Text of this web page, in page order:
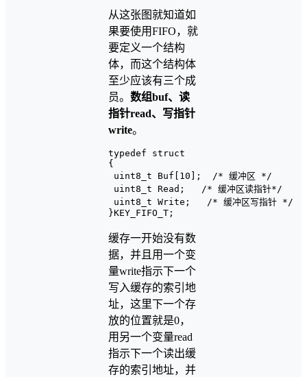
从这张图就知道如
果要使用FIFO，就
要定义一个结构
体，而这个结构体
至少应该有三个成
员。 数组buf、读
指针read、写指针
write。
typedef struct
{
uint8_t Buf[10];  /* 缓冲区 */
uint8_t Read;   /* 缓冲区读指针*/
uint8_t Write;   /* 缓冲区写指针 */
缓存一开始没有数
据，并且用一个变
量write指示下一个
写入缓存的索引地
址，这里下一个存
放的位置就是0，
用另一个变量read
指示下一个读出缓
存的索引地址，并